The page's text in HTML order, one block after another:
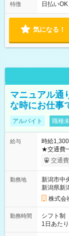
特徴 日払いOK
気になる！
マニュアル通
な時にお仕事
アルバイト 職種
給与
時給
★交通費一部支給 時給1,300円～
※勤務回
り！】
例】 ・河
×8時間＝
円の場合
円（役割
間】試用
交通
勤務地
新潟市中
新潟県新
株式会
勤務時間
シフト制
1日あた
間は 試